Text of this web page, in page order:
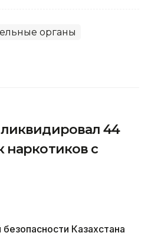
органы
44
наркотиков с
Казахстана